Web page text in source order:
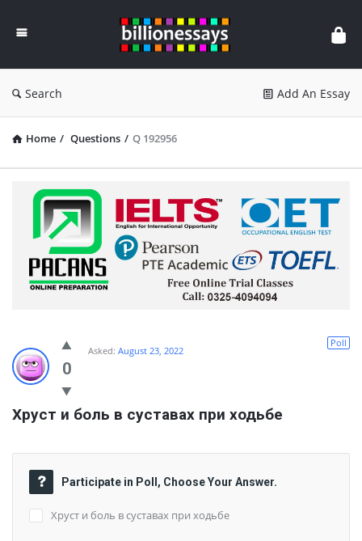
Essays
Search Add An Essay
Home / Questions / Q 192956
0
Poll
Asked: August 23, 2022
Хруст и боль в суставах при ходьбе
Participate in Poll, Choose Your Answer.
Хруст и боль в суставах при ходьбе